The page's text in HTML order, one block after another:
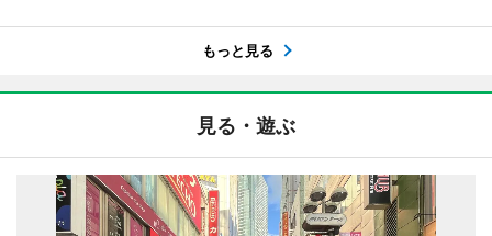
もっと見る
見る・遊ぶ